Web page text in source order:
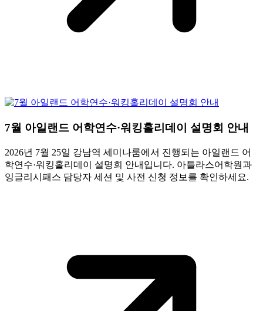
7월 아일랜드 어학연수·워킹홀리데이 설명회 안내
2026년 7월 25일 강남역 세미나룸에서 진행되는 아일랜드 어
학연수·워킹홀리데이 설명회 안내입니다. 아틀라스어학원과
잉글리시패스 담당자 세션 및 사전 신청 정보를 확인하세요.